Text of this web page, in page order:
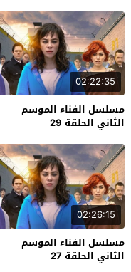
02:22:35
مسلسل الفناء الموسم
الثاني الحلقة 29
02:26:15
مسلسل الفناء الموسم
الثاني الحلقة 27